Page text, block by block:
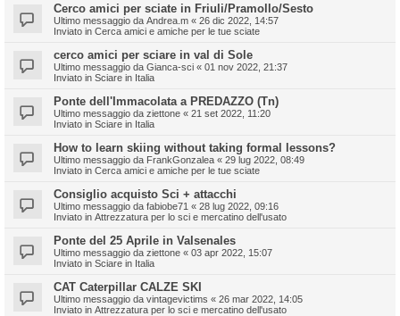
Cerco amici per sciate in Friuli/Pramollo/Sesto
Ultimo messaggio da Andrea.m « 26 dic 2022, 14:57
Inviato in Cerca amici e amiche per le tue sciate
cerco amici per sciare in val di Sole
Ultimo messaggio da Gianca-sci « 01 nov 2022, 21:37
Inviato in Sciare in Italia
Ponte dell'Immacolata a PREDAZZO (Tn)
Ultimo messaggio da ziettone « 21 set 2022, 11:20
Inviato in Sciare in Italia
How to learn skiing without taking formal lessons?
Ultimo messaggio da FrankGonzalea « 29 lug 2022, 08:49
Inviato in Cerca amici e amiche per le tue sciate
Consiglio acquisto Sci + attacchi
Ultimo messaggio da fabiobe71 « 28 lug 2022, 09:16
Inviato in Attrezzatura per lo sci e mercatino dell'usato
Ponte del 25 Aprile in Valsenales
Ultimo messaggio da ziettone « 03 apr 2022, 15:07
Inviato in Sciare in Italia
CAT Caterpillar CALZE SKI
Ultimo messaggio da vintagevictims « 26 mar 2022, 14:05
Inviato in Attrezzatura per lo sci e mercatino dell'usato